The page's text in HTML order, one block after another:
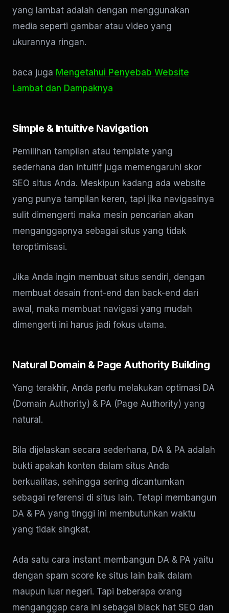
yang lambat adalah dengan menggunakan
media seperti gambar atau video yang
ukurannya ringan.
baca juga Mengetahui Penyebab Website
Lambat dan Dampaknya
Simple & Intuitive Navigation
Pemilihan tampilan atau template yang
sederhana dan intuitif juga memengaruhi skor
SEO situs Anda. Meskipun kadang ada website
yang punya tampilan keren, tapi jika navigasinya
sulit dimengerti maka mesin pencarian akan
menganggapnya sebagai situs yang tidak
teroptimisasi.
Jika Anda ingin membuat situs sendiri, dengan
membuat desain front-end dan back-end dari
awal, maka membuat navigasi yang mudah
dimengerti ini harus jadi fokus utama.
Natural Domain & Page Authority Building
Yang terakhir, Anda perlu melakukan optimasi DA
(Domain Authority) & PA (Page Authority) yang
natural.
Bila dijelaskan secara sederhana, DA & PA adalah
bukti apakah konten dalam situs Anda
berkualitas, sehingga sering dicantumkan
sebagai referensi di situs lain. Tetapi membangun
DA & PA yang tinggi ini membutuhkan waktu
yang tidak singkat.
Ada satu cara instant membangun DA & PA yaitu
dengan spam score ke situs lain baik dalam
maupun luar negeri. Tapi beberapa orang
menganggap cara ini sebagai black hat SEO dan